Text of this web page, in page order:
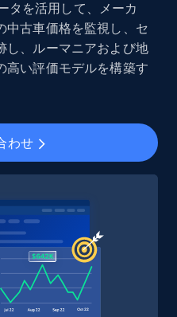
md5, Video url,
and more.
rating, Product
max, Rating,
タを活用して、メーカ
中古車価格を監視し、セ
し、ルーマニアおよび地
高い評価モデルを構築す
わせ